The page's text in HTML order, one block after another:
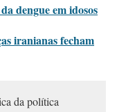
dengue em idosos
iranianas fecham
da política